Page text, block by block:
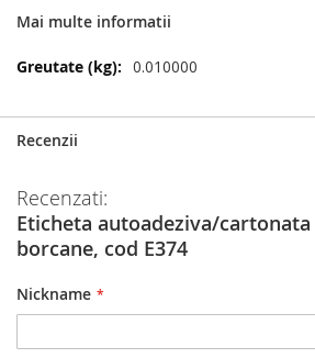
Mai multe informatii
Mai
0.010000
Recenzii
Recenzati:
Eticheta autoadeziva/
borcane, cod E374
Nickname